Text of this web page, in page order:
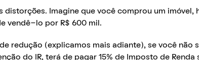
distorções. Imagine que você comprou um imóvel,
vendê-lo por R$ 600 mil.
redução (explicamos mais adiante), se você não
do IR, terá de pagar 15% de Imposto de Renda